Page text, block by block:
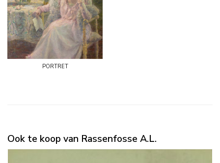
portret
Ook te koop van Rassenfosse A.L.